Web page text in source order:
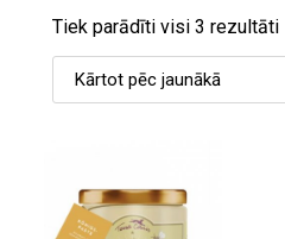
Tiek parādīti visi 3 rezultāti